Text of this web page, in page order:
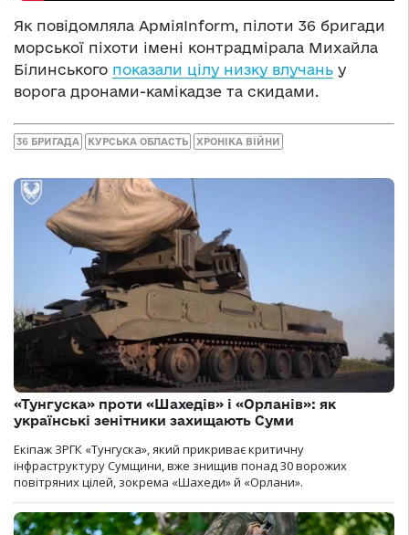
Як повідомляла АрміяInform, пілоти 36 бригади
морської піхоти імені контрадмірала Михайла
Білинського показали цілу низку влучань у
ворога дронами-камікадзе та скидами.
36 БРИГАДА КУРСЬКА ОБЛАСТЬ ХРОНІКА ВІЙНИ
«Тунгуска» проти «Шахедів» і «Орланів»: як
українські зенітники захищають Суми
Екіпаж ЗРГК «Тунгуска», який прикриває критичну
інфраструктуру Сумщини, вже знищив понад 30 ворожих
повітряних цілей, зокрема «Шахеди» й «Орлани».